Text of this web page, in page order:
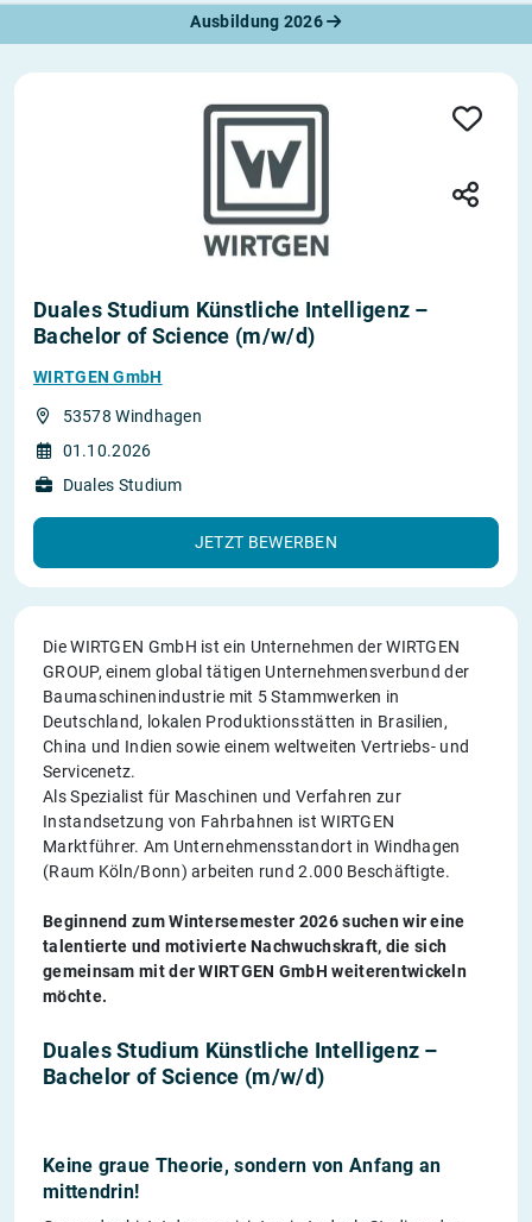
Ausbildung 2026
Duales Studium Künstliche Intelligenz –
Bachelor of Science (m/w/d)
WIRTGEN GmbH
53578 Windhagen
01.10.2026
Duales Studium
JETZT BEWERBEN
Die WIRTGEN GmbH ist ein Unternehmen der WIRTGEN
GROUP, einem global tätigen Unternehmensverbund der
Baumaschinenindustrie mit 5 Stammwerken in
Deutschland, lokalen Produktionsstätten in Brasilien,
China und Indien sowie einem weltweiten Vertriebs- und
Servicenetz.
Als Spezialist für Maschinen und Verfahren zur
Instandsetzung von Fahrbahnen ist WIRTGEN
Marktführer. Am Unternehmensstandort in Windhagen
(Raum Köln/Bonn) arbeiten rund 2.000 Beschäftigte.
Beginnend zum Wintersemester 2026 suchen wir eine
talentierte und motivierte Nachwuchskraft, die sich
gemeinsam mit der WIRTGEN GmbH weiterentwickeln
möchte.
Duales Studium Künstliche Intelligenz –
Bachelor of Science (m/w/d)
​Keine graue Theorie, sondern von Anfang an
mittendrin!